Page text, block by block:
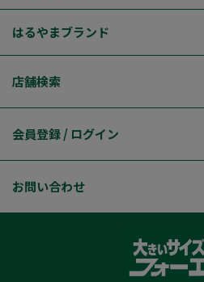
はるやまブランド
店舗検索
会員登録 / ログイン
お問い合わせ